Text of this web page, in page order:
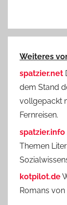
Weiteres
spatzier.net
dem Stand
vollgepackt
Fernreisen.
spatzier.info
Themen
kotpilot.de
Romans von